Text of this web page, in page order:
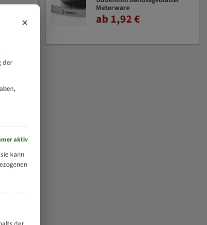
Meterware
ab 1,92 €
×
der
aktiv
kann